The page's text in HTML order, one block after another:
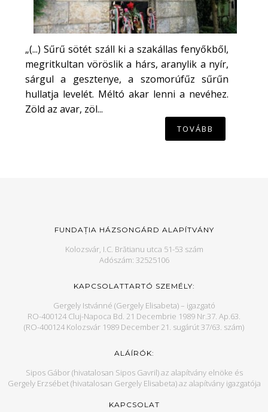
„(...) Sűrű sötét száll ki a szakállas fenyőkből,
megritkultan vöröslik a hárs, aranylik a nyír,
sárgul a gesztenye, a szomorúfűz sűrűn
hullatja levelét. Méltó akar lenni a nevéhez.
Zöld az avar, zöl...
TOVÁBB
FUNDAȚIA HÁZSONGÁRD ALAPÍTVÁNY
Kolozsvár, I.C. Brătianu utca 51-53 szám
Adószám: 32525106
KAPCSOLATTARTÓ SZEMÉLY:
Gergely Istvánné (Gergely Elisabeta) – igazgató
RO-400124 Cluj-Napoca Bd. 21 Decembrie 1989 Nr.37. Ap.63.
(RO-400124 Kolozsvár 1989 December 21. sugárút 37/63. szám)
ALÁÍRÓK:
Sipos Gábor (hivatalosan Sipos Gavril) az alapítvány elnöke és
Gergely Erzsébet (hivatalosan Gergely Elisabeta) az alapítvány igazgatója
KAPCSOLAT